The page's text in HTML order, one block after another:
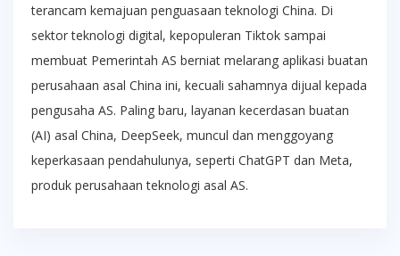
terancam kemajuan penguasaan teknologi China. Di
sektor teknologi digital, kepopuleran Tiktok sampai
membuat Pemerintah AS berniat melarang aplikasi buatan
perusahaan asal China ini, kecuali sahamnya dijual kepada
pengusaha AS. Paling baru, layanan kecerdasan buatan
(AI) asal China, DeepSeek, muncul dan menggoyang
keperkasaan pendahulunya, seperti ChatGPT dan Meta,
produk perusahaan teknologi asal AS.